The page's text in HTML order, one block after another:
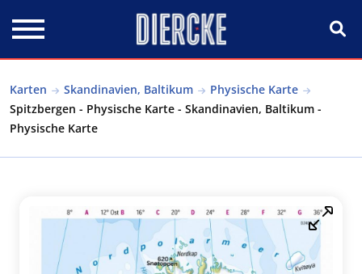
Karten Skandinavien, Baltikum
Physische Karte
Spitzbergen - Physische Karte - Skandinavien, Baltikum -
Physische Karte